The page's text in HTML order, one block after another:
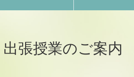
出張授業のご案内